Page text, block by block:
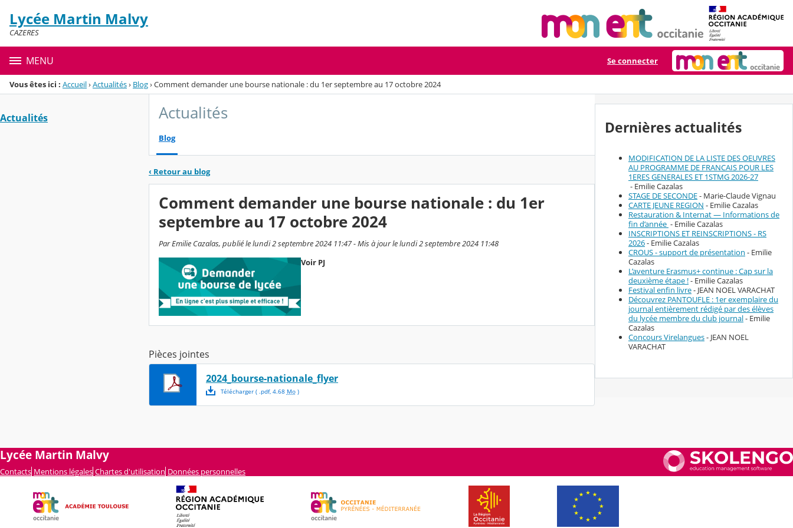
Menu de la rubrique
Contenu
Lycée Martin Malvy
CAZERES
MENU Se connecter
Vous êtes ici : Accueil›Actualités› Blog›Comment demander une bourse nationale : du 1er septembre au 17 octobre 2024
Actualités Actualités
Blog
‹ Retour au blog
Comment demander une bourse nationale : du 1er
septembre au 17 octobre 2024
Par Emilie Cazalas, publié le lundi 2 septembre 2024 11:47 - Mis à jour le lundi 2 septembre 2024 11:48
Voir PJ
Pièces jointes
2024_bourse-nationale_flyer
Télécharger( .pdf, 4.68 Mo)
Dernières actualités
MODIFICATION DE LA LISTE DES OEUVRES
AU PROGRAMME DE FRANCAIS POUR LES
1ERES GENERALES ET 1STMG 2026-27
- Emilie Cazalas
STAGE DE SECONDE- Marie-Claude Vignau
CARTE JEUNE REGION - Emilie Cazalas
Restauration & Internat — Informations de
fin d’année - Emilie Cazalas
INSCRIPTIONS ET REINSCRIPTIONS - RS
2026- Emilie Cazalas
CROUS - support de présentation - Emilie
Cazalas
L’aventure Erasmus+ continue : Cap sur la
deuxième étape !- Emilie Cazalas
Festival enfin livre- JEAN NOEL VARACHAT
Découvrez PANTOUFLE : 1er exemplaire du
journal entièrement rédigé par des élèves
du lycée membre du club journal- Emilie
Cazalas
Concours Virelangues- JEAN NOEL
VARACHAT
Lycée Martin Malvy
Contacts Mentions légales Chartes d'utilisation Données personnelles